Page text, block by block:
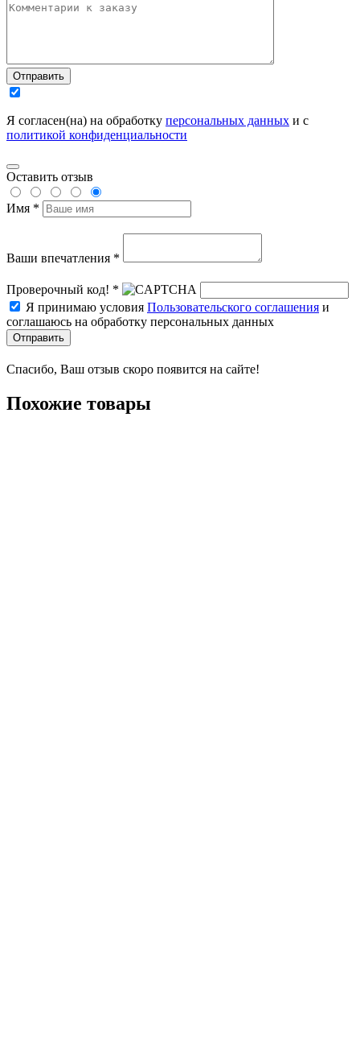
Отправить
Я согласен(на) на обработку персональных данных и с
политикой конфиденциальности
Оставить отзыв
Имя *
Ваши впечатления *
Проверочный код! *
Я принимаю условия Пользовательского соглашения и
соглашаюсь на обработку персональных данных
Отправить
Спасибо, Ваш отзыв скоро появится на сайте!
Похожие товары